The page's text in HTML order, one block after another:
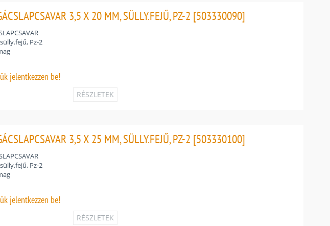
3,5 X 20 MM, SÜLLY.FEJŰ, PZ-2 [503330090]
Pz-2
jelentkezzen be!
RÉSZLETEK
3,5 X 25 MM, SÜLLY.FEJŰ, PZ-2 [503330100]
Pz-2
jelentkezzen be!
RÉSZLETEK